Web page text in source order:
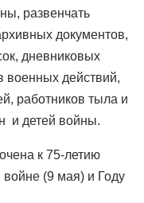
развенчать
документов,
дневниковых
военных действий,
работников тыла и
и детей войны.
к 75-летию
(9 мая) и Году